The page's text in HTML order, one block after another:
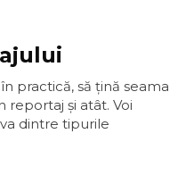
practică, să ţină seama
reportaj și atât. Voi
dintre tipurile